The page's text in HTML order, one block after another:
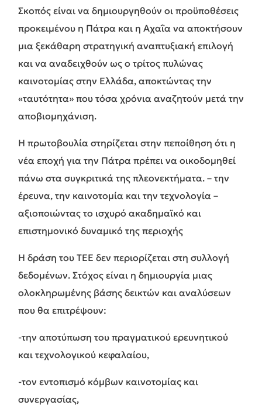
Σκοπός είναι να δημιουργηθούν οι προϋποθέσεις
προκειμένου η Πάτρα και η Αχαΐα να αποκτήσουν
μια ξεκάθαρη στρατηγική αναπτυξιακή επιλογή
και να αναδειχθούν ως ο τρίτος πυλώνας
καινοτομίας στην Ελλάδα, αποκτώντας την
«ταυτότητα» που τόσα χρόνια αναζητούν μετά την
αποβιομηχάνιση.
Η πρωτοβουλία στηρίζεται στην πεποίθηση ότι η
νέα εποχή για την Πάτρα πρέπει να οικοδομηθεί
πάνω στα συγκριτικά της πλεονεκτήματα. – την
έρευνα, την καινοτομία και την τεχνολογία –
αξιοποιώντας το ισχυρό ακαδημαϊκό και
επιστημονικό δυναμικό της περιοχής
Η δράση του ΤΕΕ δεν περιορίζεται στη συλλογή
δεδομένων. Στόχος είναι η δημιουργία μιας
ολοκληρωμένης βάσης δεικτών και αναλύσεων
που θα επιτρέψουν:
-την αποτύπωση του πραγματικού ερευνητικού
και τεχνολογικού κεφαλαίου,
-τον εντοπισμό κόμβων καινοτομίας και
συνεργασίας,